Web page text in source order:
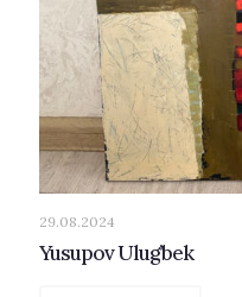
29.08.2024
Yusupov Ulug’bek